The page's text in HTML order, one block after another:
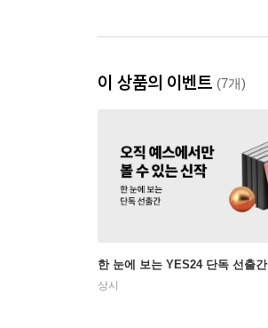
이 상품의 이벤트 (7개)
한 눈에 보는 YES24 단독 선출간
상시